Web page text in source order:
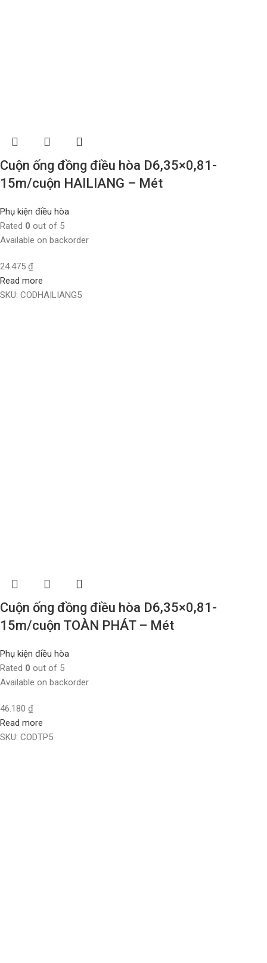
Cuộn ống đồng điều hòa D6,35×0,81-
15m/cuộn HAILIANG – Mét
Phụ kiện điều hòa
Rated 0 out of 5
Available on backorder
24.475 ₫
Read more
SKU: CODHAILIANG5
Cuộn ống đồng điều hòa D6,35×0,81-
15m/cuộn TOÀN PHÁT – Mét
Phụ kiện điều hòa
Rated 0 out of 5
Available on backorder
46.180 ₫
Read more
SKU: CODTP5